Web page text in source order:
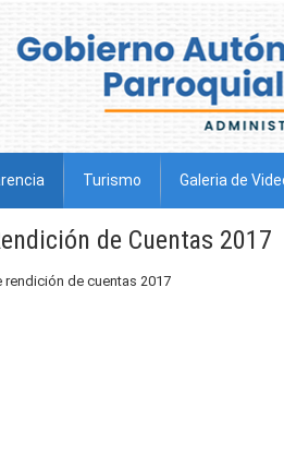
Turismo Galeria de
de Cuentas 2017
de cuentas 2017